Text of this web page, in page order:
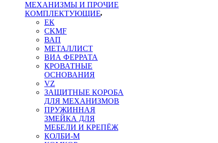
МЕХАНИЗМЫ И ПРОЧИЕ
КОМПЛЕКТУЮЩИЕ
ЕК
CKMF
ВАП
МЕТАЛЛИСТ
ВИА ФЕРРАТА
КРОВАТНЫЕ
ОСНОВАНИЯ
VZ
ЗАЩИТНЫЕ КОРОБА
ДЛЯ МЕХАНИЗМОВ
ПРУЖИННАЯ
ЗМЕЙКА ДЛЯ
МЕБЕЛИ И КРЕПЁЖ
КОЛБИ-М